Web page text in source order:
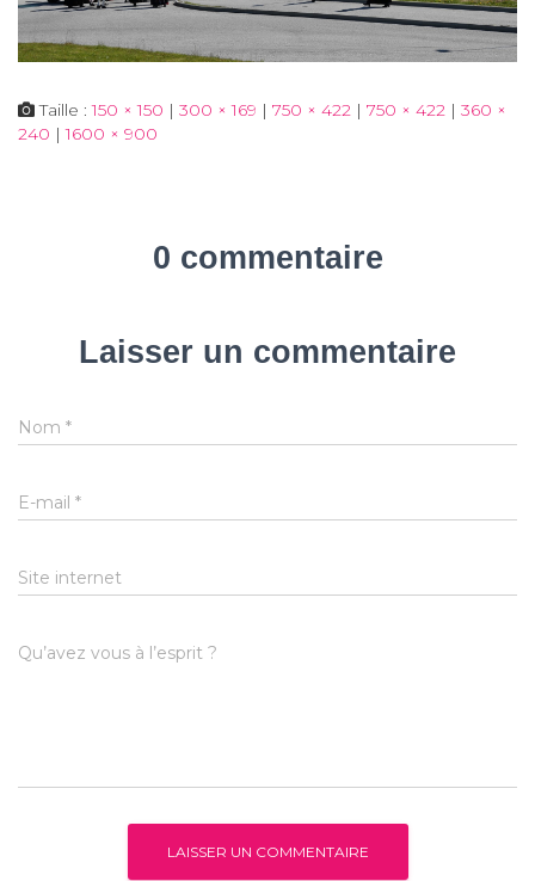
Taille :150 × 150 | 300 × 169 | 750 × 422 | 750 × 422 | 360 ×
240 | 1600 × 900
0 commentaire
Laisser un commentaire
Nom *
E-mail *
Site internet
Qu’avez vous à l’esprit ?